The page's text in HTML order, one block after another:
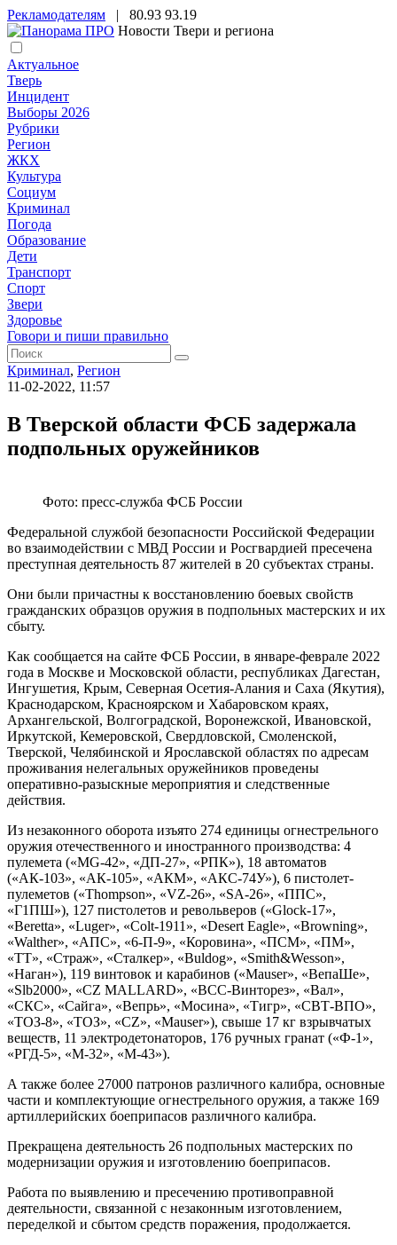
Рекламодателям | 80.93 93.19
Новости Твери и региона
Актуальное
Тверь
Инцидент
Выборы 2026
Рубрики
Регион
ЖКХ
Культура
Социум
Криминал
Погода
Образование
Дети
Транспорт
Спорт
Звери
Здоровье
Говори и пиши правильно
Криминал, Регион
11-02-2022, 11:57
В Тверской области ФСБ задержала
подпольных оружейников
Фото: пресс-служба ФСБ России
Федеральной службой безопасности Российской Федерации
во взаимодействии с МВД России и Росгвардией пресечена
преступная деятельность 87 жителей в 20 субъектах страны.
Они были причастны к восстановлению боевых свойств
гражданских образцов оружия в подпольных мастерских и их
сбыту.
Как сообщается на сайте ФСБ России, в январе-феврале 2022
года в Москве и Московской области, республиках Дагестан,
Ингушетия, Крым, Северная Осетия-Алания и Саха (Якутия),
Краснодарском, Красноярском и Хабаровском краях,
Архангельской, Волгоградской, Воронежской, Ивановской,
Иркутской, Кемеровской, Свердловской, Смоленской,
Тверской, Челябинской и Ярославской областях по адресам
проживания нелегальных оружейников проведены
оперативно-разыскные мероприятия и следственные
действия.
Из незаконного оборота изъято 274 единицы огнестрельного
оружия отечественного и иностранного производства: 4
пулемета («MG-42», «ДП-27», «РПК»), 18 автоматов
(«АК-103», «АК-105», «АКМ», «АКС-74У»), 6 пистолет-
пулеметов («Thompson», «VZ-26», «SA-26», «ППС»,
«Г1ПШ»), 127 пистолетов и револьверов («Glock-17»,
«Beretta», «Luger», «Colt-1911», «Desert Eagle», «Browning»,
«Walther», «АПС», «6-П-9», «Коровина», «ПСМ», «ПМ»,
«ТТ», «Страж», «Сталкер», «Buldog», «Smith&Wesson»,
«Наган»), 119 винтовок и карабинов («Mauser», «ВепаШе»,
«Slb2000», «CZ MALLARD», «ВСС-Винторез», «Вал»,
«СКС», «Сайга», «Вепрь», «Мосина», «Тигр», «СВТ-ВПО»,
«ТОЗ-8», «ТОЗ», «CZ», «Mauser»), свыше 17 кг взрывчатых
веществ, 11 электродетонаторов, 176 ручных гранат («Ф-1»,
«РГД-5», «М-32», «М-43»).
А также более 27000 патронов различного калибра, основные
части и комплектующие огнестрельного оружия, а также 169
артиллерийских боеприпасов различного калибра.
Прекращена деятельность 26 подпольных мастерских по
модернизации оружия и изготовлению боеприпасов.
Работа по выявлению и пресечению противоправной
деятельности, связанной с незаконным изготовлением,
переделкой и сбытом средств поражения, продолжается.